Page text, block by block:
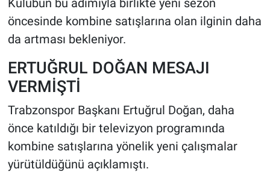
Kulübün bu adımıyla birlikte yeni sezon
öncesinde kombine satışlarına olan ilginin daha
da artması bekleniyor.
ERTUĞRUL DOĞAN MESAJI
VERMİŞTİ
Trabzonspor Başkanı Ertuğrul Doğan, daha
önce katıldığı bir televizyon programında
kombine satışlarına yönelik yeni çalışmalar
yürütüldüğünü açıklamıştı.